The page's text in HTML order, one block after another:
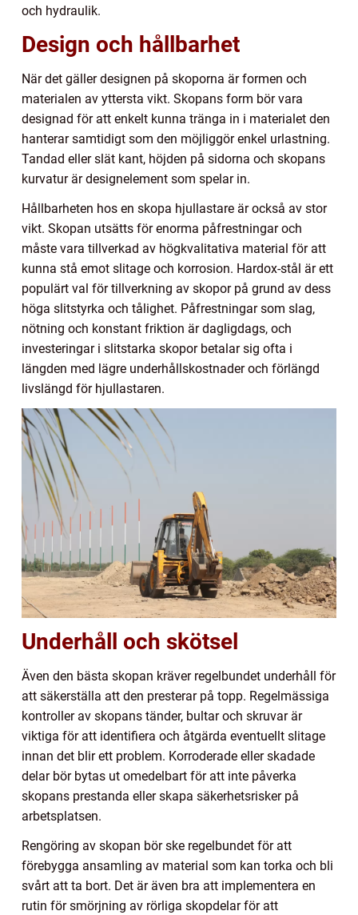
och hydraulik.
Design och hållbarhet
När det gäller designen på skoporna är formen och
materialen av yttersta vikt. Skopans form bör vara
designad för att enkelt kunna tränga in i materialet den
hanterar samtidigt som den möjliggör enkel urlastning.
Tandad eller slät kant, höjden på sidorna och skopans
kurvatur är designelement som spelar in.
Hållbarheten hos en skopa hjullastare är också av stor
vikt. Skopan utsätts för enorma påfrestningar och
måste vara tillverkad av högkvalitativa material för att
kunna stå emot slitage och korrosion. Hardox-stål är ett
populärt val för tillverkning av skopor på grund av dess
höga slitstyrka och tålighet. Påfrestningar som slag,
nötning och konstant friktion är dagligdags, och
investeringar i slitstarka skopor betalar sig ofta i
längden med lägre underhållskostnader och förlängd
livslängd för hjullastaren.
Underhåll och skötsel
Även den bästa skopan kräver regelbundet underhåll för
att säkerställa att den presterar på topp. Regelmässiga
kontroller av skopans tänder, bultar och skruvar är
viktiga för att identifiera och åtgärda eventuellt slitage
innan det blir ett problem. Korroderade eller skadade
delar bör bytas ut omedelbart för att inte påverka
skopans prestanda eller skapa säkerhetsrisker på
arbetsplatsen.
Rengöring av skopan bör ske regelbundet för att
förebygga ansamling av material som kan torka och bli
svårt att ta bort. Det är även bra att implementera en
rutin för smörjning av rörliga skopdelar för att